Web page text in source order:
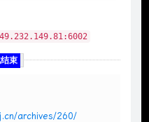
49.232.149.81:6002
束
archives/260/